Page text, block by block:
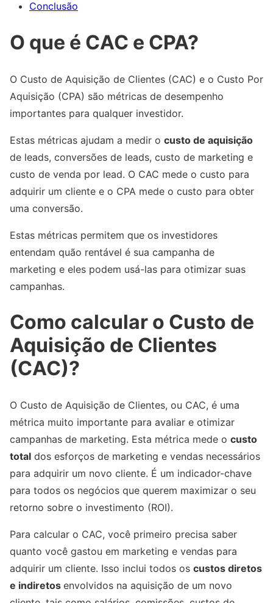
Conclusão
O que é CAC e CPA?
O Custo de Aquisição de Clientes (CAC) e o Custo Por
Aquisição (CPA) são métricas de desempenho
importantes para qualquer investidor.
Estas métricas ajudam a medir o custo de aquisição
de leads, conversões de leads, custo de marketing e
custo de venda por lead. O CAC mede o custo para
adquirir um cliente e o CPA mede o custo para obter
uma conversão.
Estas métricas permitem que os investidores
entendam quão rentável é sua campanha de
marketing e eles podem usá-las para otimizar suas
campanhas.
Como calcular o Custo de
Aquisição de Clientes
(CAC)?
O Custo de Aquisição de Clientes, ou CAC, é uma
métrica muito importante para avaliar e otimizar
campanhas de marketing. Esta métrica mede o custo
total dos esforços de marketing e vendas necessários
para adquirir um novo cliente. É um indicador-chave
para todos os negócios que querem maximizar o seu
retorno sobre o investimento (ROI).
Para calcular o CAC, você primeiro precisa saber
quanto você gastou em marketing e vendas para
adquirir um cliente. Isso inclui todos os custos diretos
e indiretos envolvidos na aquisição de um novo